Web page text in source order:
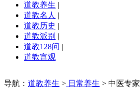
道教养生 |
道教名人 |
道教历史 |
道教派别 |
道教128问 |
道教宫观
导航： 道教养生 > 日常养生 > 中医专